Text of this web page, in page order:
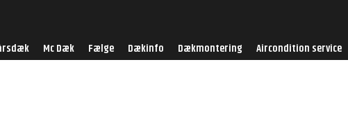
Mc Dæk Fælge Dækinfo Dækmontering Aircondition service